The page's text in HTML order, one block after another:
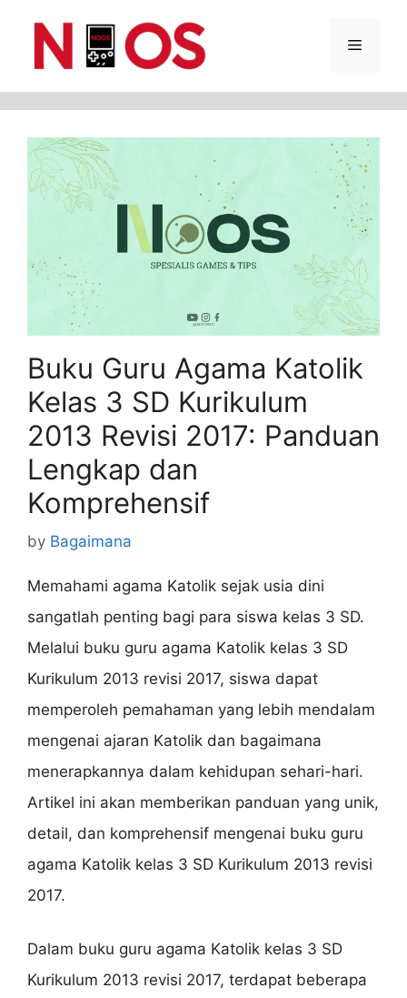
Menu
Buku Guru Agama Katolik
Kelas 3 SD Kurikulum
2013 Revisi 2017: Panduan
Lengkap dan
Komprehensif
by Bagaimana
Memahami agama Katolik sejak usia dini
sangatlah penting bagi para siswa kelas 3 SD.
Melalui buku guru agama Katolik kelas 3 SD
Kurikulum 2013 revisi 2017, siswa dapat
memperoleh pemahaman yang lebih mendalam
mengenai ajaran Katolik dan bagaimana
menerapkannya dalam kehidupan sehari-hari.
Artikel ini akan memberikan panduan yang unik,
detail, dan komprehensif mengenai buku guru
agama Katolik kelas 3 SD Kurikulum 2013 revisi
2017.
Dalam buku guru agama Katolik kelas 3 SD
Kurikulum 2013 revisi 2017, terdapat beberapa